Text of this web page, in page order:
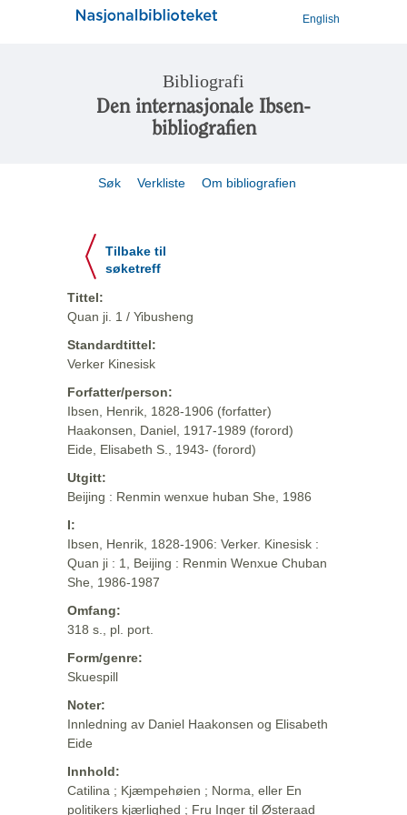
English
Bibliografi
Den internasjonale Ibsen-
bibliografien
Søk Verkliste Om bibliografien
Tilbake til
søketreff
Tittel:
Quan ji. 1 / Yibusheng
Standardtittel:
Verker Kinesisk
Forfatter/person:
Ibsen, Henrik, 1828-1906 (forfatter)
Haakonsen, Daniel, 1917-1989 (forord)
Eide, Elisabeth S., 1943- (forord)
Utgitt:
Beijing : Renmin wenxue huban She, 1986
I:
Ibsen, Henrik, 1828-1906: Verker. Kinesisk :
Quan ji : 1, Beijing : Renmin Wenxue Chuban
She, 1986-1987
Omfang:
318 s., pl. port.
Form/genre:
Skuespill
Noter:
Innledning av Daniel Haakonsen og Elisabeth
Eide
Innhold:
Catilina ; Kjæmpehøien ; Norma, eller En
politikers kjærlighed ; Fru Inger til Østeraad